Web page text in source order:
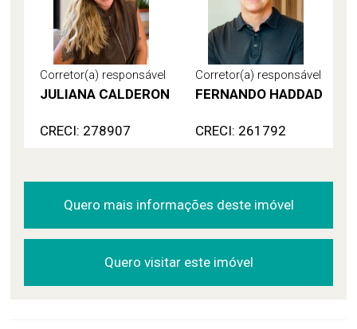
Corretor(a) responsável
JULIANA CALDERON
CRECI: 278907
Corretor(a) responsável
FERNANDO HADDAD
CRECI: 261792
Quero mais informações deste imóvel
Quero visitar este imóvel